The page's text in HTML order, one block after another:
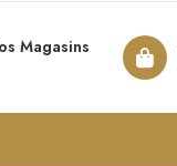
Magasins